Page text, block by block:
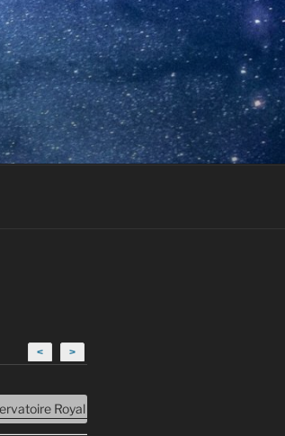
< >
Royal de Belgique – Journées Portes